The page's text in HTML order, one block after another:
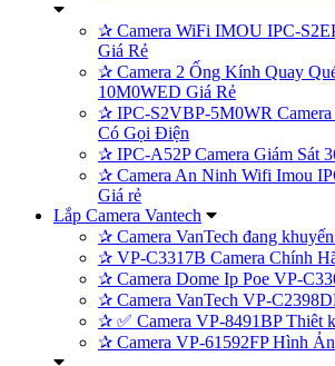
✰ Camera WiFi IMOU IPC-
Giá Rẻ
✰ Camera 2 Ống Kính Quay
10M0WED Giá Rẻ
✰ IPC-S2VBP-5M0WR
Có Gọi Điện
✰ IPC-A52P Camera Giám Sát
✰ Camera An Ninh Wifi Imou
Giá rẻ
Lắp Camera Vantech
✰ Camera VanTech đang
✰ VP-C3317B Camera Chính
✰ Camera Dome Ip Poe VP-
✰ Camera VanTech VP-
✰ ✅ Camera VP-8491BP Thiêt
✰ Camera VP-61592FP Hình